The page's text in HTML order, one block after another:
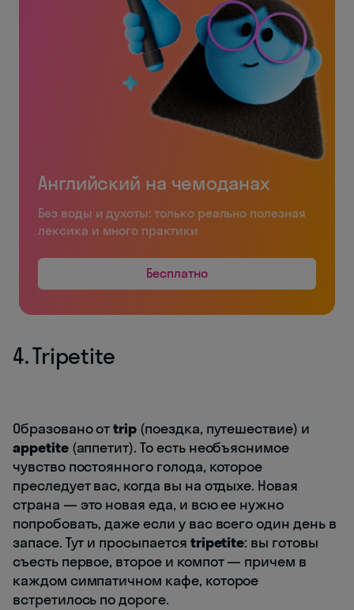
Английский на чемоданах
Без воды и духоты: только реально полезная
лексика и много практики
Бесплатно
4. Tripetite
Образовано отtrip (поездка, путешествие) и
appetite(аппетит). То есть необъяснимое
чувство постоянного голода, которое
преследует вас, когда вы на отдыхе. Новая
страна — это новая еда, и всю ее нужно
попробовать, даже если у вас всего один день в
запасе. Тут и просыпается tripetite: вы готовы
съесть первое, второе и компот — причем в
каждом симпатичном кафе, которое
встретилось по дороге.